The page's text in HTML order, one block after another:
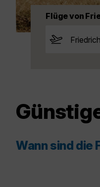
Flüge von
Wann sind die